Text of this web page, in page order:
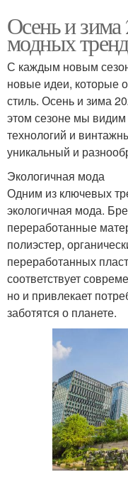
Осень и зима
модных
С каждым новым
новые идеи, которые
стиль. Осень и зима
этом сезоне мы видим
технологий и
уникальный и
Экологичная мода
Одним из ключевых
экологичная мода.
переработанные
полиэстер,
переработанных
соответствует
но и привлекает
заботятся о планете.